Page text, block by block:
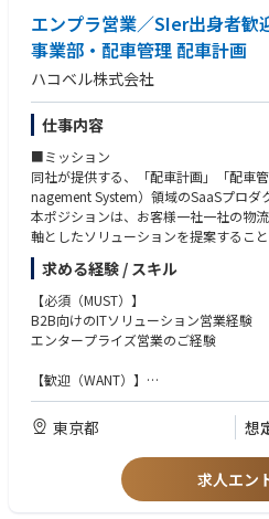
https://group.ntt/jp/newsrelease/
■勤務地
・自宅（国内限定）
※業務上の必要性により、上長等から
■勤務地備考
※出社の場合は以下の事業所に出社
・住所： 東京都千代田区大手町一丁
ア
・最寄り駅：JR東京駅もしくは東京
・禁煙環境：全面禁煙
■転勤
・数年単位で専門性や適性を軸に異
※リモートスタンダード組織への異動
組織でもリモートワークによる勤務は可
■出社に伴う費用について
勤務事業所への出社については標準的
その経路を用いた出社に伴い発生す
す。
※新幹線、飛行機の利用も旅費規程に
・業務命令に基づき出社（出張）が発
※最低出社日の指定はありませんが、
■商流・調達・契約の推進（データ購買
・外部ベンダーとのデータ調達・購買
・契約・SOWの精査、法務・知財部門
支援
■計数管理・コスト最適化の支援
・収益シミュレーションやインフラ・
思決定支援
■データ活用ルール・ガバナンスの整
・学習用データの取り扱いポリシー／
【仕事の魅力】
◼️事業の「攻めと守り」を一気通貫で担
プロジェクト推進、業務プロセス改善
バナンスまで、事業運営の基盤を横断
◼️経営層・部門長とダイレクトに事業
経営層や各部門のトップと直接対話し
リードする機会が豊富にあります。
◼️前例のない領域を自らの手で仕組み
決まった型のない生成AI領域で、商流
■応募資格（歓迎）
・PMO、または業務プロセスの設計・
・契約書（業務委託、利用規約、秘密
門と連携したリスク抽出・折衝の経験
・購買・調達、ベンダーマネジメント
・データガバナンス体制の構築、デー
験
・著作権、個人情報保護法、情報セキ
・P&L管理・原価計算など計数管理の
・IT、SaaS、クラウド、AI領域におけ
■求める人物像
・当社の事業内容、ミッションに共感
を持った方
エンプラ営業／SIer出身者歓
事業部・配車管理 配車計画
ハコベル株式会社
仕事内容
■ミッション
同社が提供する、「配車計画」「配車
nagement System）領域のSaaSプロダ
本ポジションは、お客様一社一社の物
軸としたソリューションを提案するこ
革を推進するという重要なミッションを
■具体的な業務内容
お客様の経営課題・現場課題を深く理
した最適なソリューションを提供
けた提案活動
ソリューション設計：お客様の状況に
討・企画・提案（ソリューション型営
商談推進：担当者とのリレーション構
プロジェクト推進：受注後のカスタマ
ロジェクトの円滑な進行
求める経験 / スキル
【必須（MUST）】
B2B向けのITソリューション営業経験
エンタープライズ営業のご経験
【歓迎（WANT）】
SIer/SaaS企業でのソリューション営業
SaaSプロダクトの営業経験
サプライチェーンやロジスティクス領
【求める人物像】
以下の要素をお持ちの方
東京都 想
求人エン